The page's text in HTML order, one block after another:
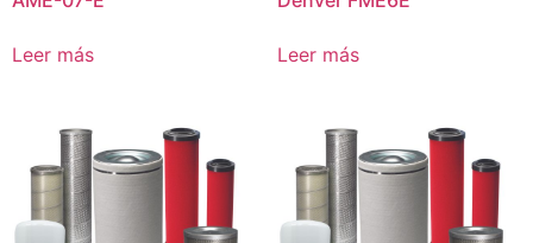
Leer más Leer más